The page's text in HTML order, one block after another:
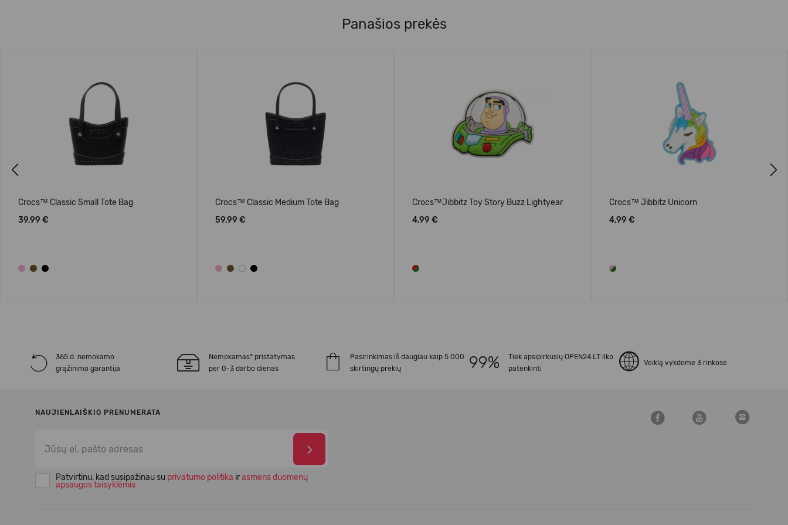
Panašios prekės
Crocs™ Classic Small Tote Bag
39,99 €
Crocs™ Classic Medium Tote Bag
59,99 €
Crocs™Jibbitz Toy Story Buzz Lightyear
4,99 €
Crocs™ Jibbitz Unicorn
4,99 €
365 d. nemokamo
grąžinimo garantija
Nemokamas* pristatymas
per 0-3 darbo dienas
Pasirinkimas iš daugiau kaip 5 000
skirtingų prekių
Tiek apsipirkusių OPEN24.LT liko
patenkinti
Veiklą vykdome 3 rinkose
NAUJIENLAIŠKIO PRENUMERATA
Patvirtinu, kad susipažinau su privatumo politika irasmens duomenų
apsaugos taisyklėmis